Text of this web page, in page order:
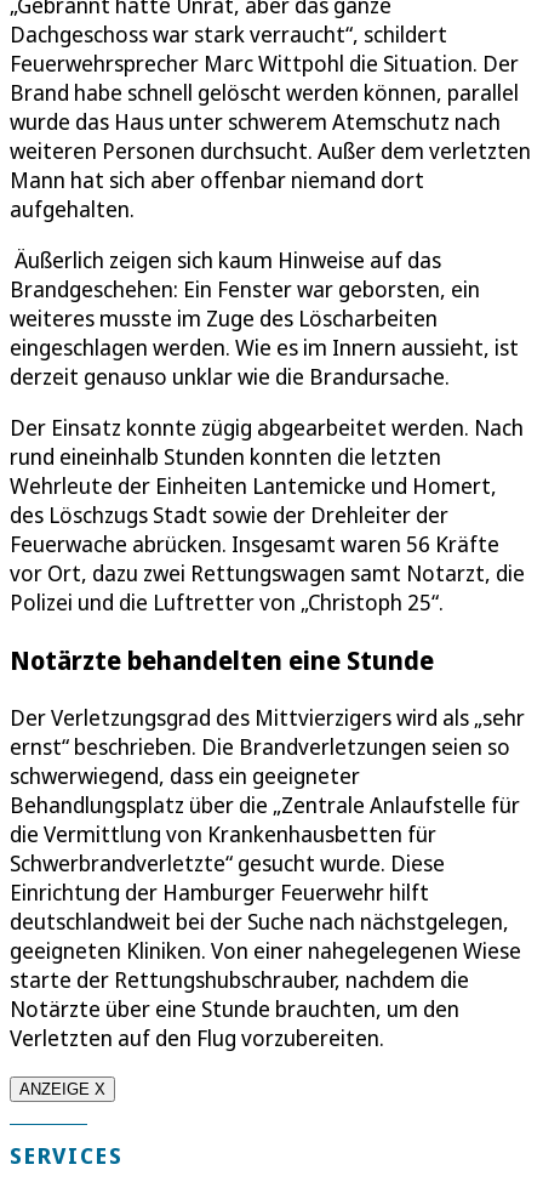
Dachgeschoss war stark verraucht“, schildert
Feuerwehrsprecher Marc Wittpohl die Situation. Der
Brand habe schnell gelöscht werden können, parallel
wurde das Haus unter schwerem Atemschutz nach
weiteren Personen durchsucht. Außer dem verletzten
Mann hat sich aber offenbar niemand dort
aufgehalten.
Äußerlich zeigen sich kaum Hinweise auf das
Brandgeschehen: Ein Fenster war geborsten, ein
weiteres musste im Zuge des Löscharbeiten
eingeschlagen werden. Wie es im Innern aussieht, ist
derzeit genauso unklar wie die Brandursache.
Der Einsatz konnte zügig abgearbeitet werden. Nach
rund eineinhalb Stunden konnten die letzten
Wehrleute der Einheiten Lantemicke und Homert,
des Löschzugs Stadt sowie der Drehleiter der
Feuerwache abrücken. Insgesamt waren 56 Kräfte
vor Ort, dazu zwei Rettungswagen samt Notarzt, die
Polizei und die Luftretter von „Christoph 25“.
Notärzte behandelten eine Stunde
Der Verletzungsgrad des Mittvierzigers wird als „sehr
ernst“ beschrieben. Die Brandverletzungen seien so
schwerwiegend, dass ein geeigneter
Behandlungsplatz über die „Zentrale Anlaufstelle für
die Vermittlung von Krankenhausbetten für
Schwerbrandverletzte“ gesucht wurde. Diese
Einrichtung der Hamburger Feuerwehr hilft
deutschlandweit bei der Suche nach nächstgelegen,
geeigneten Kliniken. Von einer nahegelegenen Wiese
starte der Rettungshubschrauber, nachdem die
Notärzte über eine Stunde brauchten, um den
Verletzten auf den Flug vorzubereiten.
ANZEIGE X
SERVICES